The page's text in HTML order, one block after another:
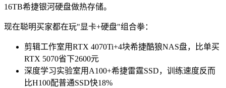
16TB希捷银河硬盘做热存储。
现在聪明买家都在玩"显卡+硬盘"组合拳：
剪辑工作室用RTX 4070Ti+4块希捷酷狼NAS盘，比单买
RTX 5070省下2600元
深度学习实验室用A100+希捷雷霆SSD，训练速度反而
比H100配普通SSD快18%